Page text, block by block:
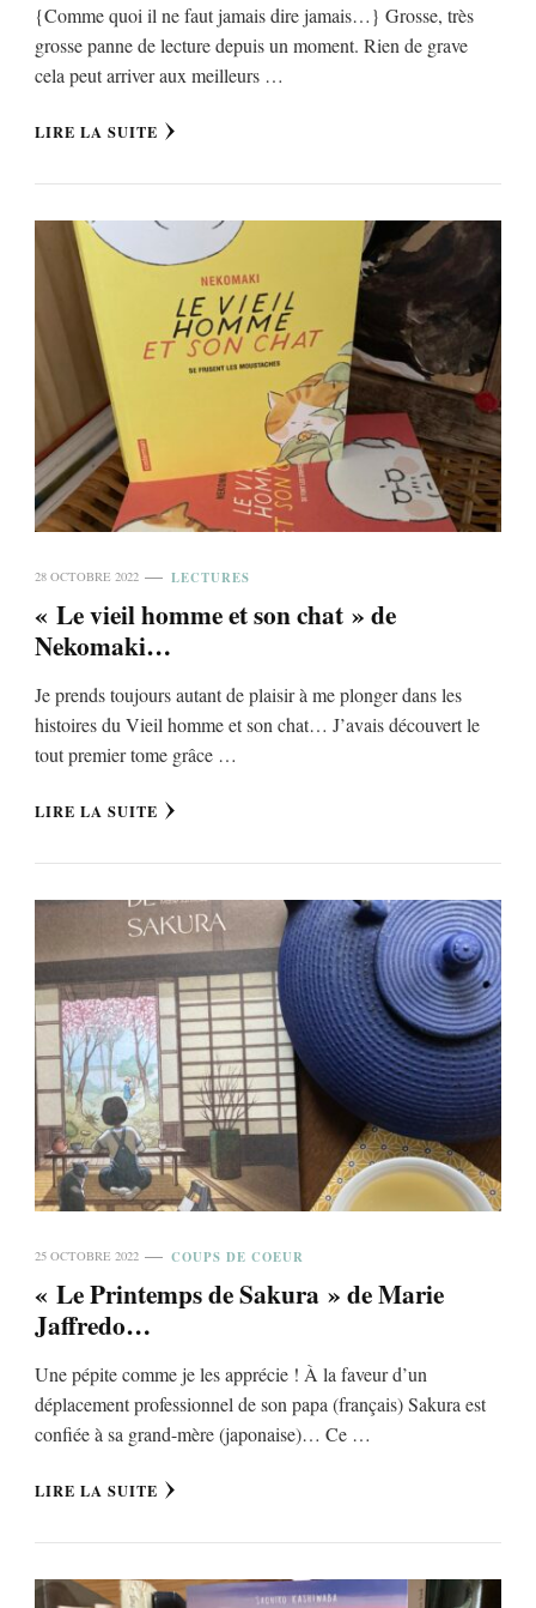
{Comme quoi il ne faut jamais dire jamais…} Grosse, très
grosse panne de lecture depuis un moment. Rien de grave
cela peut arriver aux meilleurs …
LIRE LA SUITE
28 OCTOBRE 2022 LECTURES
« Le vieil homme et son chat » de
Nekomaki…
Je prends toujours autant de plaisir à me plonger dans les
histoires du Vieil homme et son chat… J’avais découvert le
tout premier tome grâce …
LIRE LA SUITE
25 OCTOBRE 2022 COUPS DE COEUR
« Le Printemps de Sakura » de Marie
Jaffredo…
Une pépite comme je les apprécie ! À la faveur d’un
déplacement professionnel de son papa (français) Sakura est
confiée à sa grand-mère (japonaise)… Ce …
LIRE LA SUITE